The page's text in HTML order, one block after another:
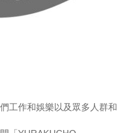
工作和娛樂以及眾多人群和